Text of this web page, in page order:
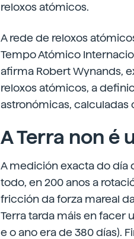
reloxos atómicos.
A rede de reloxos
Tempo Atómico
afirma Robert Wynands,
reloxos atómicos, a
astronómicas, calculadas
A Terra non é
A medición exacta do día
todo, en 200 anos a
fricción da forza mareal
Terra tarda máis en facer
e o ano era de 380 días).